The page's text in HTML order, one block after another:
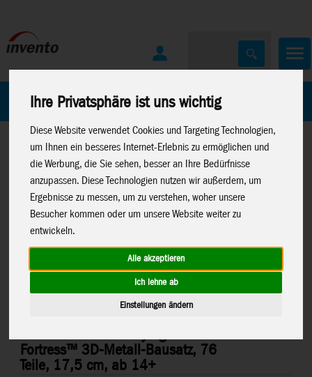
Ihre Privatsphäre ist uns wichtig
Diese Website verwendet Cookies und Targeting Technologien,
um Ihnen ein besseres Internet-Erlebnis zu ermöglichen und
die Werbung, die Sie sehen, besser an Ihre Bedürfnisse
anzupassen. Diese Technologien nutzen wir außerdem, um
Ergebnisse zu messen, um zu verstehen, woher unsere
Besucher kommen oder um unsere Website weiter zu
entwickeln.
Alle akzeptieren
Ich lehne ab
Einstellungen ändern
Home Marken
Home>Spielwaren>
Konstruktion
Spielwaren>Konstruktion
Boeing
Metal Earth: B-17 Flying
Fortress™ 3D-Metall-Bausatz, 76
Teile, 17,5 cm, ab 14+
ME1009